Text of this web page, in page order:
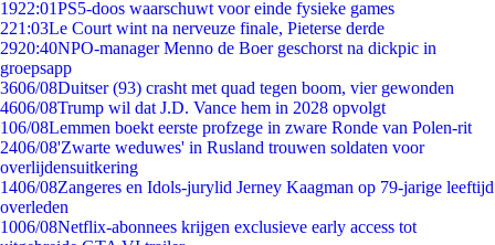
1922:01PS5-doos waarschuwt voor einde fysieke games
221:03Le Court wint na nerveuze finale, Pieterse derde
2920:40NPO-manager Menno de Boer geschorst na dickpic in
groepsapp
3606/08Duitser (93) crasht met quad tegen boom, vier gewonden
4606/08Trump wil dat J.D. Vance hem in 2028 opvolgt
106/08Lemmen boekt eerste profzege in zware Ronde van Polen-rit
2406/08'Zwarte weduwes' in Rusland trouwen soldaten voor
overlijdensuitkering
1406/08Zangeres en Idols-jurylid Jerney Kaagman op 79-jarige leeftijd
overleden
1006/08Netflix-abonnees krijgen exclusieve early access tot